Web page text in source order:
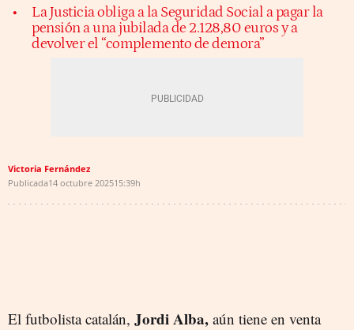
La Justicia obliga a la Seguridad Social a pagar la
pensión a una jubilada de 2.128,80 euros y a
devolver el “complemento de demora”
Victoria Fernández
Publicada14 octubre 202515:39h
El futbolista catalán, Jordi Alba, aún tiene en venta